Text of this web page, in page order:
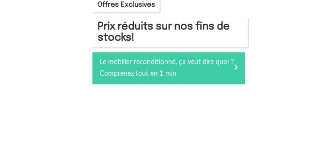
Offres Exclusives
Prix réduits sur nos fins de
stocks!
Le mobilier reconditionné, ça veut dire quoi ?
Comprenez tout en 1 min